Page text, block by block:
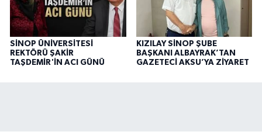
SİNOP ÜNİVERSİTESİ
REKTÖRÜ ŞAKİR
TAŞDEMİR'İN ACI GÜNÜ
KIZILAY SİNOP ŞUBE
BAŞKANI ALBAYRAK’TAN
GAZETECİ AKSU’YA ZİYARET